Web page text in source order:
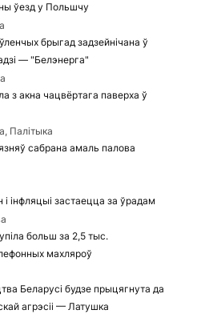
ўезд у Польшчу
брыгад задзейнічана ў
— "Белэнерга"
з акна чацвёртага паверха ў
Палітыка
сабрана амаль палова
інфляцыі застаецца за ўрадам
больш за 2,5 тыс.
махляроў
Беларусі будзе прыцягнута да
агрэсіі — Латушка